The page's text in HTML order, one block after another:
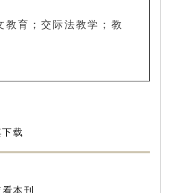
教育；交际法教学；教
载
本刊